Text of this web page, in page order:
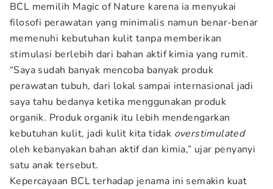
BCL memilih Magic of Nature karena ia menyukai
filosofi perawatan yang minimalis namun benar-benar
memenuhi kebutuhan kulit tanpa memberikan
stimulasi berlebih dari bahan aktif kimia yang rumit.
“Saya sudah banyak mencoba banyak produk
perawatan tubuh, dari lokal sampai internasional jadi
saya tahu bedanya ketika menggunakan produk
organik. Produk organik itu lebih mendengarkan
kebutuhan kulit, jadi kulit kita tidak overstimulated
oleh kebanyakan bahan aktif dan kimia,” ujar penyanyi
satu anak tersebut.
Kepercayaan BCL terhadap jenama ini semakin kuat